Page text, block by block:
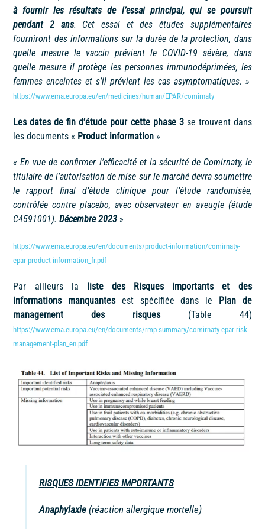
à fournir les résultats de l’essai principal, qui se poursuit
pendant 2 ans. Cet essai et des études supplémentaires
fourniront des informations sur la durée de la protection, dans
quelle mesure le vaccin prévient le COVID-19 sévère, dans
quelle mesure il protège les personnes immunodéprimées, les
femmes enceintes et s’il prévient les cas asymptomatiques. »
https://www.ema.europa.eu/en/medicines/human/EPAR/comirnaty
Les dates de fin d’étude pour cette phase 3se trouvent dans
les documents « Product information »
«En vue de confirmer l’efficacité et la sécurité de Comirnaty, le
titulaire de l’autorisation de mise sur le marché devra soumettre
le rapport final d’étude clinique pour l’étude randomisée,
contrôlée contre placebo, avec observateur en aveugle (étude
C4591001).Décembre 2023 »
https://www.ema.europa.eu/en/documents/product-information/comirnaty-
epar-product-information_fr.pdf
Par ailleurs la liste des Risques importants et des
informations manquantesest spécifiée dans le Plan de
management des risques(Table 44)
https://www.ema.europa.eu/en/documents/rmp-summary/comirnaty-epar-risk-
management-plan_en.pdf
RISQUES IDENTIFIES IMPORTANTS
Anaphylaxie(réaction allergique mortelle)